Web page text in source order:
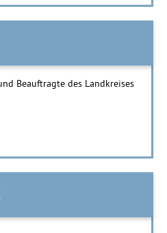
Beauftragte des Landkreises